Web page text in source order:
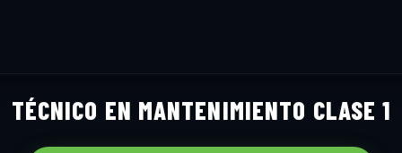
TÉCNICO EN MANTENIMIENTO CLASE 1